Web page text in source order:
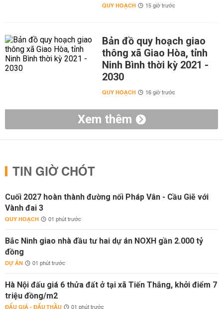
QUY HOẠCH 15 giờ trước
Bản đồ quy hoạch giao
thông xã Giao Hòa, tỉnh
Ninh Bình thời kỳ 2021 -
2030
QUY HOẠCH 16 giờ trước
Xem thêm
TIN GIỜ CHÓT
Cuối 2027 hoàn thành đường nối Pháp Vân - Cầu Giẽ với
Vành đai 3
QUY HOẠCH 01 phút trước
Bắc Ninh giao nhà đầu tư hai dự án NOXH gần 2.000 tỷ
đồng
DỰ ÁN 01 phút trước
Hà Nội đấu giá 6 thửa đất ở tại xã Tiến Thắng, khởi điểm 7
triệu đồng/m2